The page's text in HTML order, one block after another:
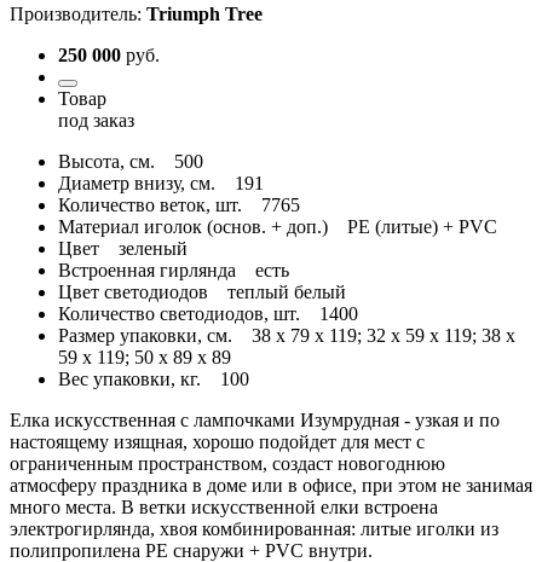
Производитель: Triumph Tree
250 000 руб.
Товар
под заказ
Высота, см. 500
Диаметр внизу, см. 191
Количество веток, шт. 7765
Материал иголок (основ. + доп.) PE (литые) + PVC
Цвет зеленый
Встроенная гирлянда есть
Цвет светодиодов теплый белый
Количество светодиодов, шт. 1400
Размер упаковки, см. 38 x 79 x 119; 32 x 59 x 119; 38 x
59 x 119; 50 x 89 x 89
Вес упаковки, кг. 100
Елка искусственная с лампочками Изумрудная - узкая и по
настоящему изящная, хорошо подойдет для мест с
ограниченным пространством, создаст новогоднюю
атмосферу праздника в доме или в офисе, при этом не занимая
много места. В ветки искусственной елки встроена
электрогирлянда, хвоя комбинированная: литые иголки из
полипропилена PE снаружи + PVC внутри.